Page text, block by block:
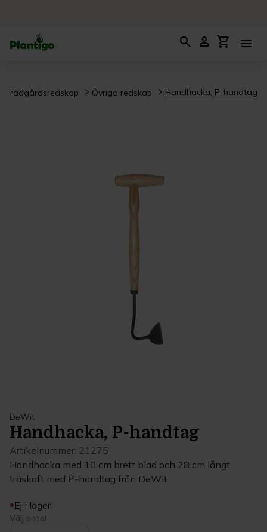
search person shopping_cart menu
Trädgårdsredskap Övriga redskap Handhacka, P-handtag
DeWit
Handhacka, P-handtag
Artikelnummer: 21275
Handhacka med 10 cm brett blad och 28 cm långt
träskaft med P-handtag från DeWit.
Ej i lager
Välj antal